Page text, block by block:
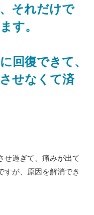
それだけで
す。
回復できて、
せなくて済
せ過ぎて、痛みが出て
すが、原因を解消でき